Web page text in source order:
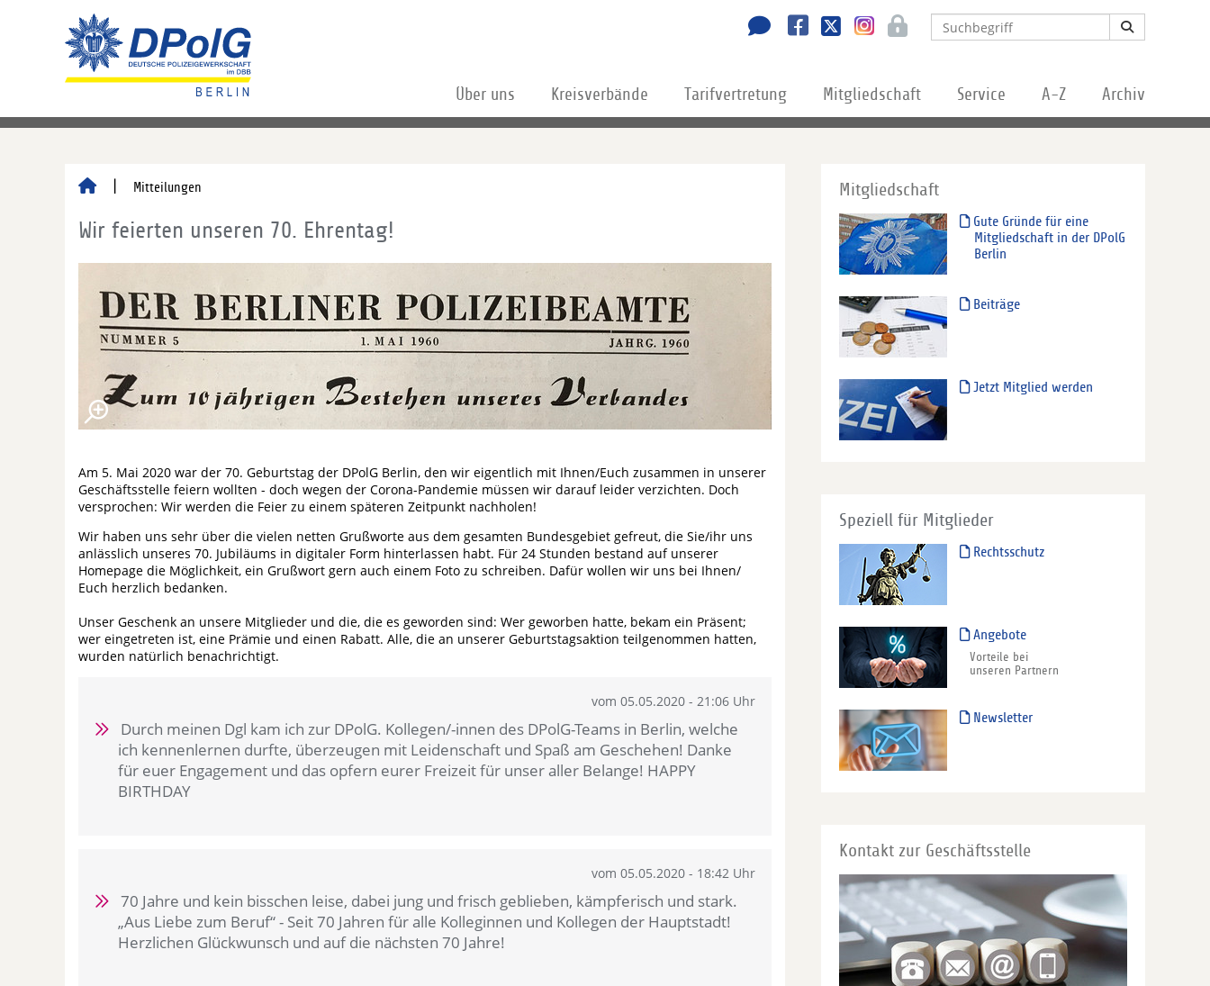
Über uns Kreisverbände Tarifvertretung Mitgliedschaft Service A-Z Archiv
Mitteilungen
Wir feierten unseren 70. Ehrentag!
Am 5. Mai 2020 war der 70. Geburtstag der DPolG Berlin, den wir eigentlich mit Ihnen/Euch zusammen in unserer
Geschäftsstelle feiern wollten - doch wegen der Corona-Pandemie müssen wir darauf leider verzichten. Doch
versprochen: Wir werden die Feier zu einem späteren Zeitpunkt nachholen!
Wir haben uns sehr über die vielen netten Grußworte aus dem gesamten Bundesgebiet gefreut, die Sie/ihr uns
anlässlich unseres 70. Jubiläums in digitaler Form hinterlassen habt. Für 24 Stunden bestand auf unserer
Homepage die Möglichkeit, ein Grußwort gern auch einem Foto zu schreiben. Dafür wollen wir uns bei Ihnen/
Euch herzlich bedanken.
Unser Geschenk an unsere Mitglieder und die, die es geworden sind: Wer geworben hatte, bekam ein Präsent;
wer eingetreten ist, eine Prämie und einen Rabatt. Alle, die an unserer Geburtstagsaktion teilgenommen hatten,
wurden natürlich benachrichtigt.
vom 05.05.2020 - 21:06 Uhr
Durch meinen Dgl kam ich zur DPolG. Kollegen/-innen des DPolG-Teams in Berlin, welche
ich kennenlernen durfte, überzeugen mit Leidenschaft und Spaß am Geschehen! Danke
für euer Engagement und das opfern eurer Freizeit für unser aller Belange! HAPPY
BIRTHDAY
vom 05.05.2020 - 18:42 Uhr
70 Jahre und kein bisschen leise, dabei jung und frisch geblieben, kämpferisch und stark.
„Aus Liebe zum Beruf“ - Seit 70 Jahren für alle Kolleginnen und Kollegen der Hauptstadt!
Herzlichen Glückwunsch und auf die nächsten 70 Jahre!
Mitgliedschaft
Gute Gründe für eine
Mitgliedschaft in der DPolG
Berlin
Beiträge
Jetzt Mitglied werden
Speziell für Mitglieder
Rechtsschutz
Angebote
Vorteile bei
unseren Partnern
Newsletter
Kontakt zur Geschäftsstelle